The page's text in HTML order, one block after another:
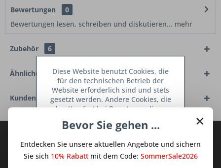
Bewertungen
0
Bewertungen lesen, schreiben und diskutieren... mehr
Zubehör 6
Ähnliche Artikel
Kunden haben sich ebenfalls angesehen
TraumKüche Newsletter und verpassen
Sie keine Neuigkeit oder Aktion mehr aus
×
Bevor Sie gehen ...
Entdecken Sie unsere aktuellen Angebote und sichern
Sie sich 10% Rabattmit dem Code: SommerSale2026
Diese Website benutzt Cookies, die
für den technischen Betrieb der
Website erforderlich sind und stets
gesetzt werden. Andere Cookies, die
den Komfort bei Benutzung dieser
dienen oder die Interaktion mit
Netzwerken vereinfachen sollen,
werden nur mit Ihrer Zustimmung